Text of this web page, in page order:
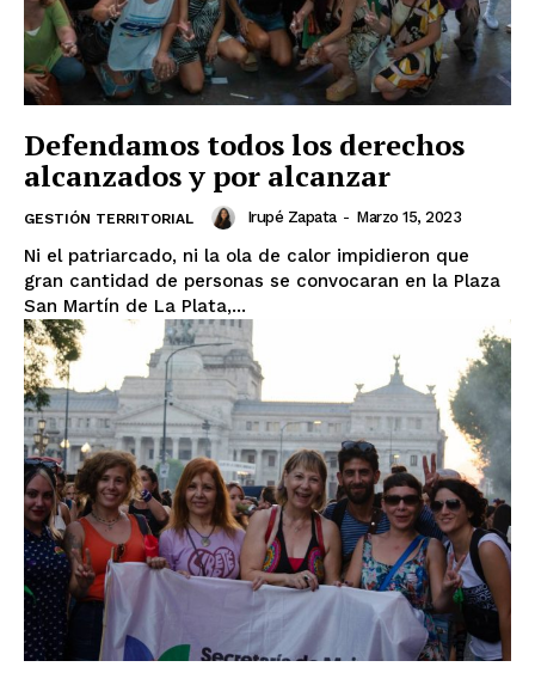
Defendamos todos los derechos
alcanzados y por alcanzar
GESTIÓN TERRITORIAL Irupé Zapata - Marzo 15, 2023
Ni el patriarcado, ni la ola de calor impidieron que
gran cantidad de personas se convocaran en la Plaza
San Martín de La Plata,...